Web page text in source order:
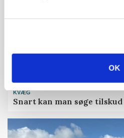
OK
KVÆG
Snart kan man søge